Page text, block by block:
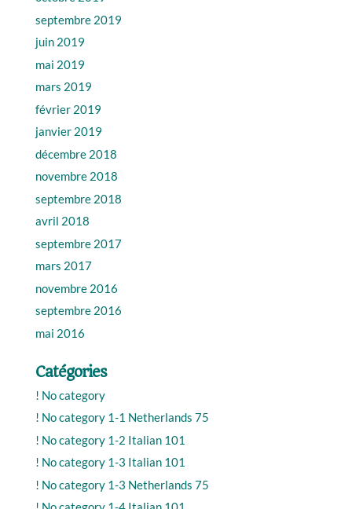
septembre 2019
juin 2019
mai 2019
mars 2019
février 2019
janvier 2019
décembre 2018
novembre 2018
septembre 2018
avril 2018
septembre 2017
mars 2017
novembre 2016
septembre 2016
mai 2016
Catégories
! No category
! No category 1-1 Netherlands 75
! No category 1-2 Italian 101
! No category 1-3 Italian 101
! No category 1-3 Netherlands 75